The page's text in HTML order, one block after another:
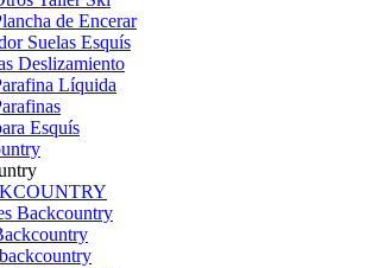
de Encerar
Suelas Esquís
Deslizamiento
Líquida
Esquís
Backcountry